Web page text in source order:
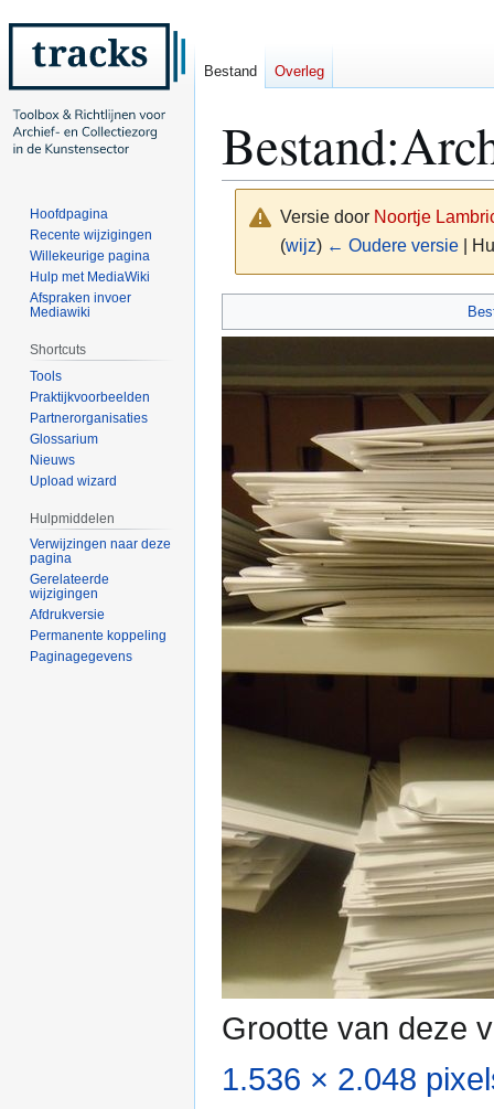
Bestand:
Versie door Noortje
(wijz) ← Oudere versie|
navigatie
zoeken
Grootte van deze
1.536 × 2.048
Bestand Overleg
Hoofdpagina
Recente wijzigingen
Willekeurige pagina
Hulp met MediaWiki
Afspraken invoer
Mediawiki
Shortcuts
Tools
Praktijkvoorbeelden
Partnerorganisaties
Glossarium
Nieuws
Upload wizard
Hulpmiddelen
Verwijzingen naar deze
pagina
Gerelateerde
wijzigingen
Afdrukversie
Permanente koppeling
Paginagegevens